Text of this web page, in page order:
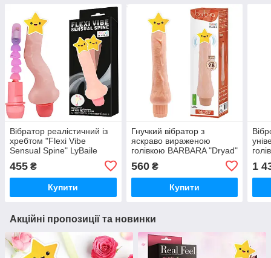
Вібратор реалістичний із
хребтом "Flexi Vibe
Sensual Spine" LyBaile
455 ₴
Купити
Гнучкий вібратор з
яскраво вираженою
голівкою BARBARA "Dryad"
від Baile (довжина 25 см,
діаметр 4 см.)
560₴
Купити
1
Акційні пропозиції та новинки